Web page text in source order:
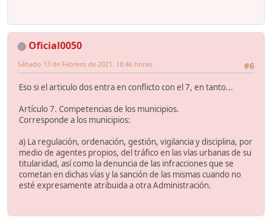
Oficial0050
#6
Sábado 13 de Febrero de 2021. 18:46 horas.
Eso si el articulo dos entra en conflicto con el 7, en tanto...
Artículo 7. Competencias de los municipios.
Corresponde a los municipios:
a) La regulación, ordenación, gestión, vigilancia y disciplina, por
medio de agentes propios, del tráfico en las vías urbanas de su
titularidad, así como la denuncia de las infracciones que se
cometan en dichas vías y la sanción de las mismas cuando no
esté expresamente atribuida a otra Administración.